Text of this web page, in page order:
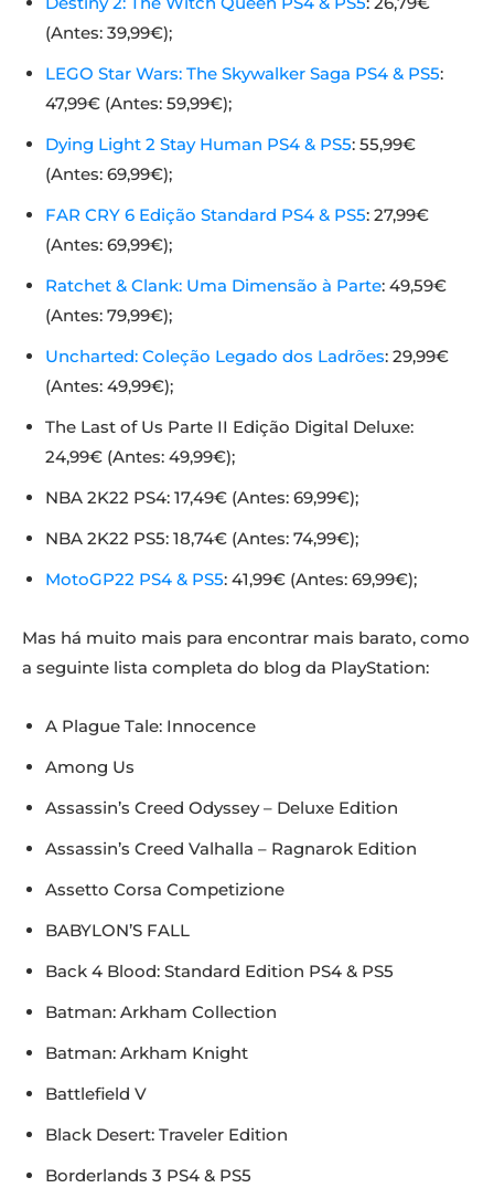
(Antes: 39,99€);
LEGO Star Wars: The Skywalker Saga PS4 & PS5:
47,99€ (Antes: 59,99€);
Dying Light 2 Stay Human PS4 & PS5: 55,99€
(Antes: 69,99€);
FAR CRY 6 Edição Standard PS4 & PS5: 27,99€
(Antes: 69,99€);
Ratchet & Clank: Uma Dimensão à Parte: 49,59€
(Antes: 79,99€);
Uncharted: Coleção Legado dos Ladrões: 29,99€
(Antes: 49,99€);
The Last of Us Parte II Edição Digital Deluxe:
24,99€ (Antes: 49,99€);
NBA 2K22 PS4: 17,49€ (Antes: 69,99€);
NBA 2K22 PS5: 18,74€ (Antes: 74,99€);
MotoGP22 PS4 & PS5: 41,99€ (Antes: 69,99€);
Mas há muito mais para encontrar mais barato, como
a seguinte lista completa do blog da PlayStation:
A Plague Tale: Innocence
Among Us
Assassin’s Creed Odyssey – Deluxe Edition
Assassin’s Creed Valhalla – Ragnarok Edition
Assetto Corsa Competizione
BABYLON’S FALL
Back 4 Blood: Standard Edition PS4 & PS5
Batman: Arkham Collection
Batman: Arkham Knight
Battlefield V
Black Desert: Traveler Edition
Borderlands 3 PS4 & PS5